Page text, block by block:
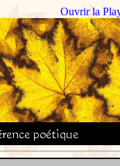
Ouvrir la